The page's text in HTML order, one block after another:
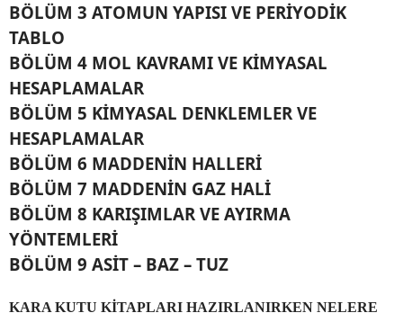
BÖLÜM 3 ATOMUN YAPISI VE PERİYODİK
TABLO
BÖLÜM 4 MOL KAVRAMI VE KİMYASAL
HESAPLAMALAR
BÖLÜM 5 KİMYASAL DENKLEMLER VE
HESAPLAMALAR
BÖLÜM 6 MADDENİN HALLERİ
BÖLÜM 7 MADDENİN GAZ HALİ
BÖLÜM 8 KARIŞIMLAR VE AYIRMA
YÖNTEMLERİ
BÖLÜM 9 ASİT – BAZ – TUZ
KARA KUTU KİTAPLARI HAZIRLANIRKEN NELERE